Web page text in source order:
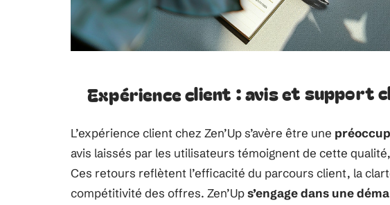
Expérience client : avis et support
L’expérience client chez Zen’Up s’avère être une
avis laissés par les utilisateurs témoignent de cette
Ces retours reflètent l’efficacité du parcours client, la
compétitivité des offres. Zen’Ups’engage dans une